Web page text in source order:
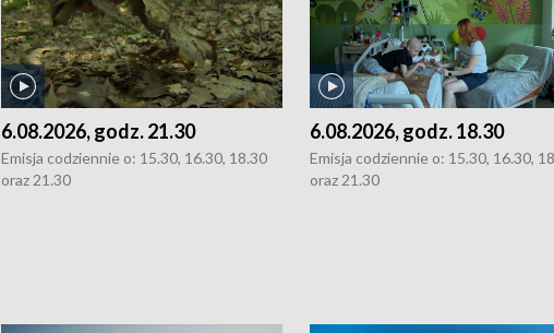
6.08.2026, godz. 21.30
Emisja codziennie o: 15.30, 16.30, 18.30
oraz 21.30
6.08.2026, godz. 18.30
Emisja codziennie o: 15.30, 16.30,
oraz 21.30